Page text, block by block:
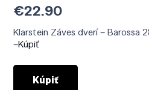
€22.90
Klarstein Záves dverí – Barossa
–Kúpiť
Kúpiť